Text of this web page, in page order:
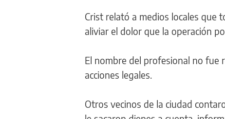
Crist relató a medios locales que
aliviar el dolor que la operación
El nombre del profesional no fue
acciones legales.
Otros vecinos de la ciudad